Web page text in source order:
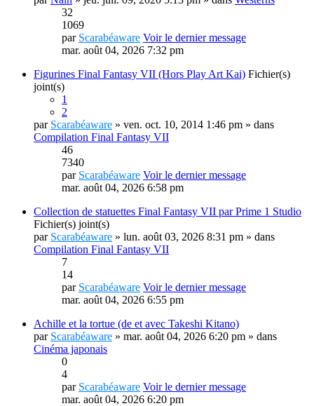
32
1069
par Scarabéaware Voir le dernier message
mar. août 04, 2026 7:32 pm
Figurines Final Fantasy VII (Hors Play Art Kai) Fichier(s)
joint(s)
1
2
par Scarabéaware » ven. oct. 10, 2014 1:46 pm » dans
Compilation Final Fantasy VII
46
7340
par Scarabéaware Voir le dernier message
mar. août 04, 2026 6:58 pm
Collection de statuettes Final Fantasy VII par Prime 1 Studio
Fichier(s) joint(s)
par Scarabéaware » lun. août 03, 2026 8:31 pm » dans
Compilation Final Fantasy VII
7
14
par Scarabéaware Voir le dernier message
mar. août 04, 2026 6:55 pm
Achille et la tortue (de et avec Takeshi Kitano)
par Scarabéaware » mar. août 04, 2026 6:20 pm » dans
Cinéma japonais
0
4
par Scarabéaware Voir le dernier message
mar. août 04, 2026 6:20 pm